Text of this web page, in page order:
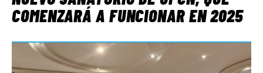
COMENZARÁ A FUNCIONAR EN 2025